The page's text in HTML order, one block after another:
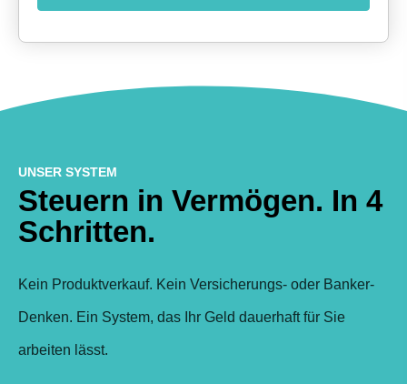
UNSER SYSTEM
Steuern in Vermögen. In 4
Schritten.
Kein Produktverkauf. Kein Versicherungs- oder Banker-
Denken. Ein System, das Ihr Geld dauerhaft für Sie
arbeiten lässt.